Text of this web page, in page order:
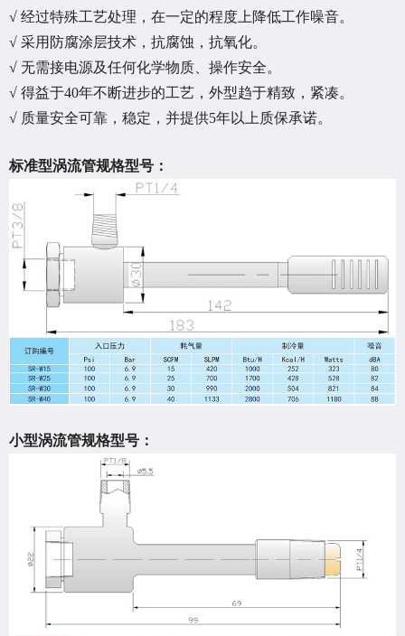
√ 经过特殊工艺处理，在一定的程度上降低工作噪音。
√ 采用防腐涂层技术，抗腐蚀，抗氧化。
√ 无需接电源及任何化学物质、操作安全。
√ 得益于40年不断进步的工艺，外型趋于精致，紧凑。
√ 质量安全可靠，稳定，并提供5年以上质保承诺。
标准型涡流管规格型号：
小型涡流管规格型号：